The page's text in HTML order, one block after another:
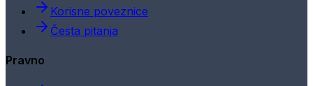
Korisne poveznice
Česta pitanja
Pravno